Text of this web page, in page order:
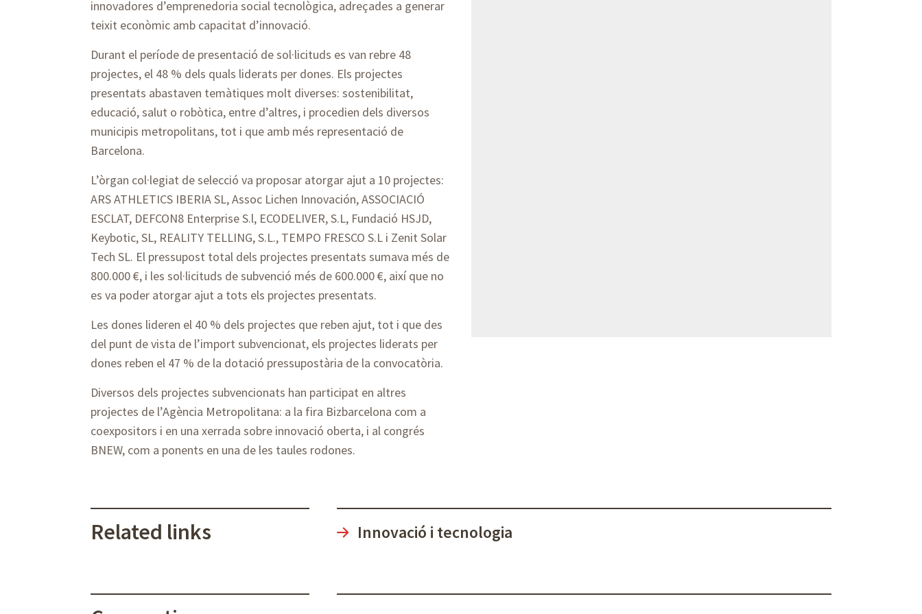
innovadores d’emprenedoria social tecnològica, adreçades a generar
teixit econòmic amb capacitat d’innovació.
Durant el període de presentació de sol·licituds es van rebre 48
projectes, el 48 % dels quals liderats per dones. Els projectes
presentats abastaven temàtiques molt diverses: sostenibilitat,
educació, salut o robòtica, entre d’altres, i procedien dels diversos
municipis metropolitans, tot i que amb més representació de
Barcelona.
L’òrgan col·legiat de selecció va proposar atorgar ajut a 10 projectes:
ARS ATHLETICS IBERIA SL, Assoc Lichen Innovación, ASSOCIACIÓ
ESCLAT, DEFCON8 Enterprise S.l, ECODELIVER, S.L, Fundació HSJD,
Keybotic, SL, REALITY TELLING, S.L., TEMPO FRESCO S.L i Zenit Solar
Tech SL. El pressupost total dels projectes presentats sumava més de
800.000 €, i les sol·licituds de subvenció més de 600.000 €, així que no
es va poder atorgar ajut a tots els projectes presentats.
Les dones lideren el 40 % dels projectes que reben ajut, tot i que des
del punt de vista de l’import subvencionat, els projectes liderats per
dones reben el 47 % de la dotació pressupostària de la convocatòria.
Diversos dels projectes subvencionats han participat en altres
projectes de l’Agència Metropolitana: a la fira Bizbarcelona com a
coexpositors i en una xerrada sobre innovació oberta, i al congrés
BNEW, com a ponents en una de les taules rodones.
Related links Innovació i tecnologia